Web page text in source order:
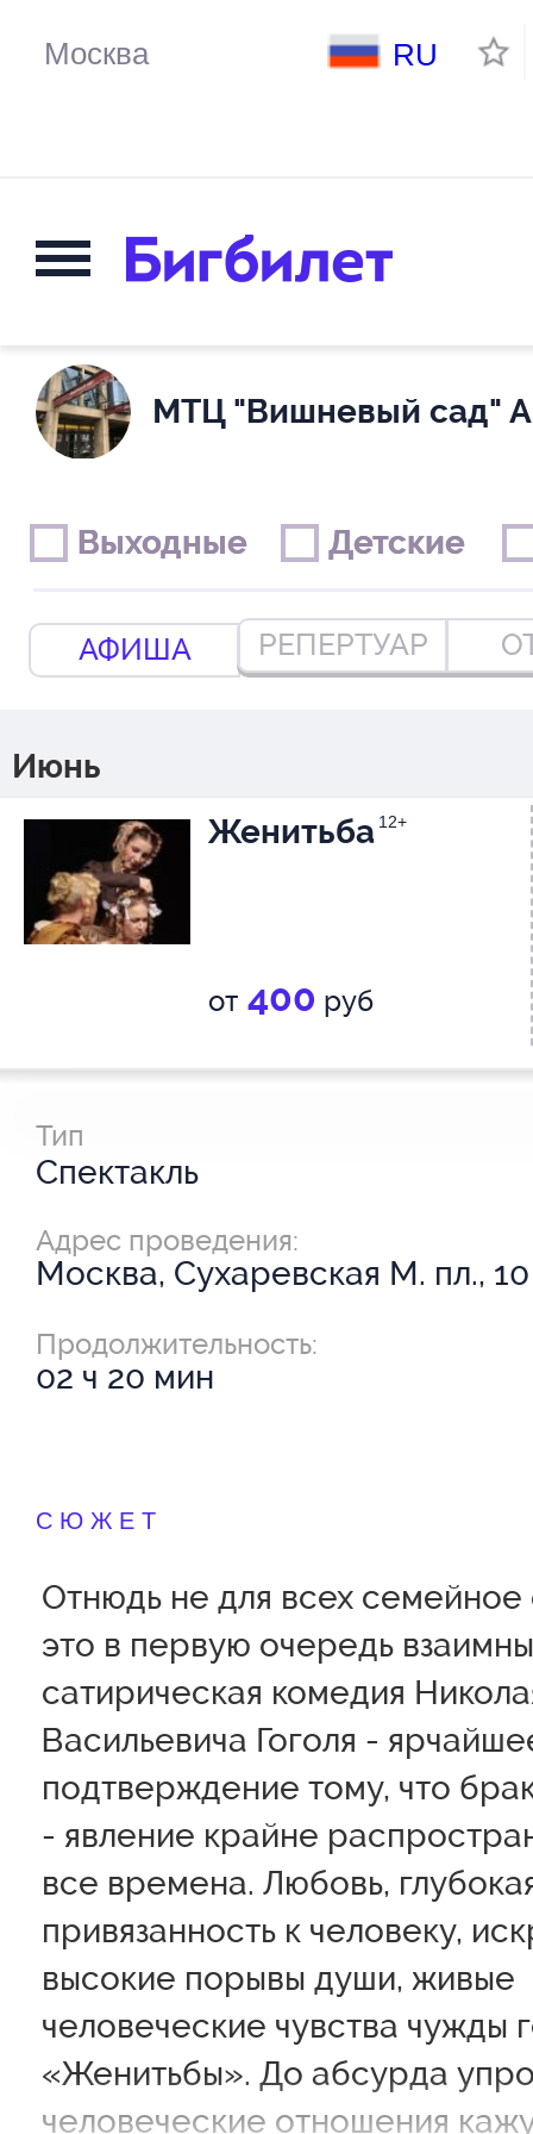
RU
МТЦ "Вишневый сад"
АФИША РЕПЕРТУАР
Выходные
Выходные Детские
Детские
Июнь
Женитьба 12+
от 400 руб
Тип
Спектакль
Адрес проведения:
Москва, Сухаревская М. пл., 10
Продолжительность:
02 ч 20 мин
СЮЖЕТ
Отнюдь не для всех семейное
это в первую очередь
сатирическая комедия
Васильевича Гоголя -
подтверждение тому, что
- явление крайне
все времена. Любовь,
привязанность к человеку,
высокие порывы души, живые
человеческие чувства чужды
«Женитьбы». До абсурда
человеческие отношения